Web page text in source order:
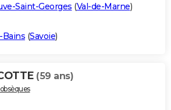
Saint-Georges (Val-de-Marne)
Bains (Savoie)
(59 ans)